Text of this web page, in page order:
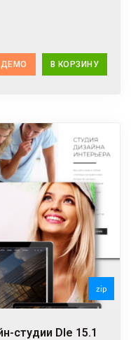
ДЕМО В КОРЗИНУ
zip
студии Dle 15.1